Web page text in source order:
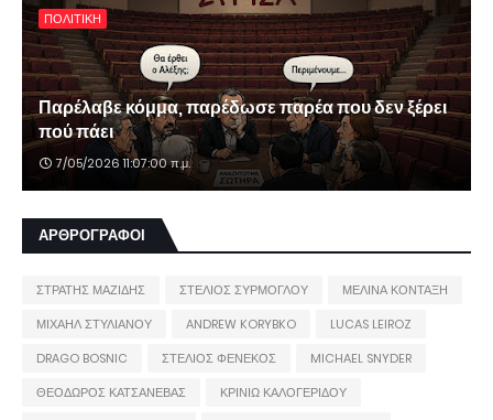
ΠΟΛΙΤΙΚΗ
Παρέλαβε κόμμα, παρέδωσε παρέα που δεν ξέρει
πού πάει
7/05/2026 11:07:00 π.μ.
ΑΡΘΡΟΓΡΑΦΟΙ
ΣΤΡΑΤΗΣ ΜΑΖΙΔΗΣ ΣΤΕΛΙΟΣ ΣΥΡΜΟΓΛΟΥ
ΜΕΛΙΝΑ ΚΟΝΤΑΞΗ
ΜΙΧΑΗΛ ΣΤΥΛΙΑΝΟΥ
ANDREW KORYBKO
LUCAS LEIROZ
DRAGO BOSNIC
ΣΤΕΛΙΟΣ ΦΕΝΕΚΟΣ
MICHAEL SNYDER
ΘΕΟΔΩΡΟΣ ΚΑΤΣΑΝΕΒΑΣ
ΚΡΙΝΙΩ ΚΑΛΟΓΕΡΙΔΟΥ